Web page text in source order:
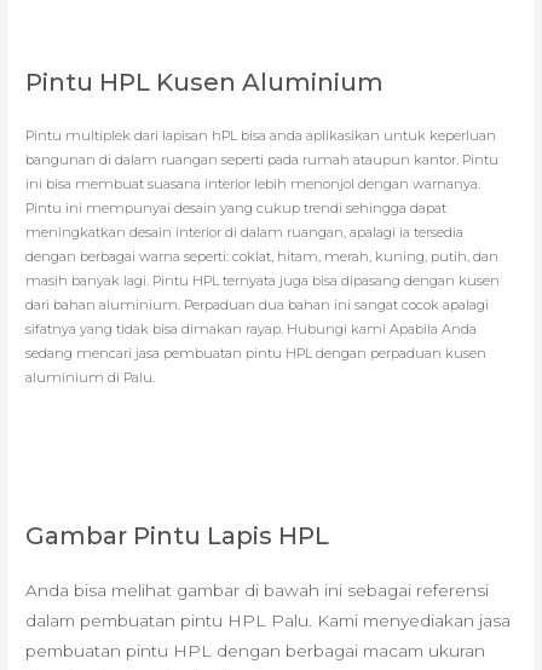
Pintu HPL Kusen Aluminium
Pintu multiplek dari lapisan hPL bisa anda aplikasikan untuk keperluan
bangunan di dalam ruangan seperti pada rumah ataupun kantor. Pintu
ini bisa membuat suasana interior lebih menonjol dengan warnanya.
Pintu ini mempunyai desain yang cukup trendi sehingga dapat
meningkatkan desain interior di dalam ruangan, apalagi ia tersedia
dengan berbagai warna seperti: coklat, hitam, merah, kuning, putih, dan
masih banyak lagi. Pintu HPL ternyata juga bisa dipasang dengan kusen
dari bahan aluminium. Perpaduan dua bahan ini sangat cocok apalagi
sifatnya yang tidak bisa dimakan rayap. Hubungi kami Apabila Anda
sedang mencari jasa pembuatan pintu HPL dengan perpaduan kusen
aluminium di Palu.
Gambar Pintu Lapis HPL
Anda bisa melihat gambar di bawah ini sebagai referensi
dalam pembuatan pintu HPL Palu. Kami menyediakan jasa
pembuatan pintu HPL dengan berbagai macam ukuran